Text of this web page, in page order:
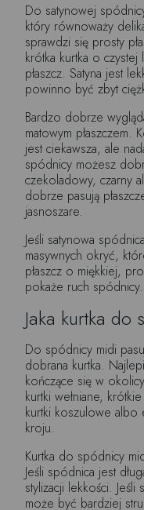
Do satynowej
który równoważy
sprawdzi się prosty
krótka kurtka o czystej
płaszcz. Satyna jest
powinno być zbyt
Bardzo dobrze
matowym płaszczem.
jest ciekawsza, ale
spódnicy możesz
czekoladowy, czarny
dobrze pasują
jasnoszare.
Jeśli satynowa
masywnych okryć,
płaszcz o miękkiej,
pokaże ruch spódnicy.
Jaka kurtka do
Do spódnicy midi
dobrana kurtka.
kończące się w
kurtki wełniane,
kurtki koszulowe
kroju.
Kurtka do spódnicy
Jeśli spódnica jest
stylizacji lekkości.
może być bardziej